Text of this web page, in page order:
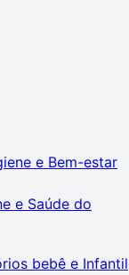
e Bem-estar
e Saúde do
bebê e Infantil